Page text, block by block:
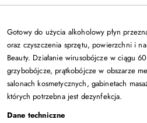
Gotowy do użycia alkoholowy płyn
oraz czyszczenia sprzętu, powierzchni i
Beauty. Działanie wirusobójcze w ciągu
grzybobójcze, prątkobójcze w obszarze
salonach kosmetycznych, gabinetach
których potrzebna jest dezynfekcja.
Dane techniczne